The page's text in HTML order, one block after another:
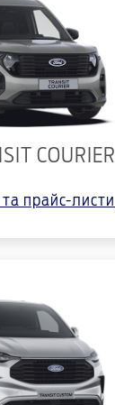
COURIER
прайс-листи